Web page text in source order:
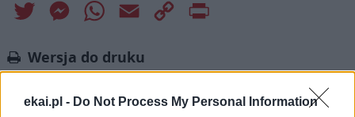
ekai.pl - Do Not Process My Personal Information
Twitter MessengerWhatsApp
Email
Copy
Wersja do druku